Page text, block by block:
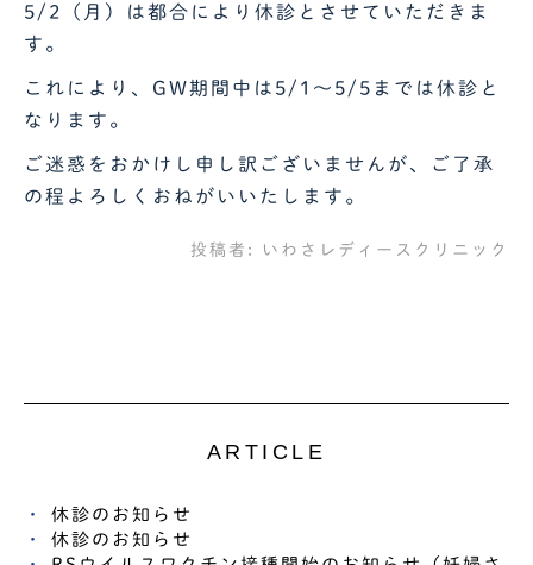
5/2（月）は都合により休診とさせていただきま
す。
これにより、GW期間中は5/1～5/5までは休診と
なります。
ご迷惑をおかけし申し訳ございませんが、ご了承
の程よろしくおねがいいたします。
投稿者: いわさレディースクリニック
ARTICLE
休診のお知らせ
休診のお知らせ